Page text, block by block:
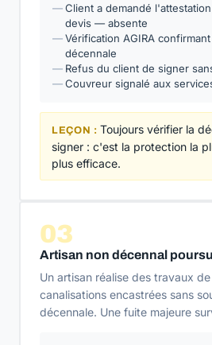
Client a demandé
devis — absente
Vérification AGIRA
décennale
Refus du client de signer
Couvreur signalé aux
LEÇON : Toujours vérifier la
signer : c'est la protection la
plus efficace.
03
Artisan non décennal
Un artisan réalise des travaux
canalisations encastrées sans
décennale. Une fuite majeure